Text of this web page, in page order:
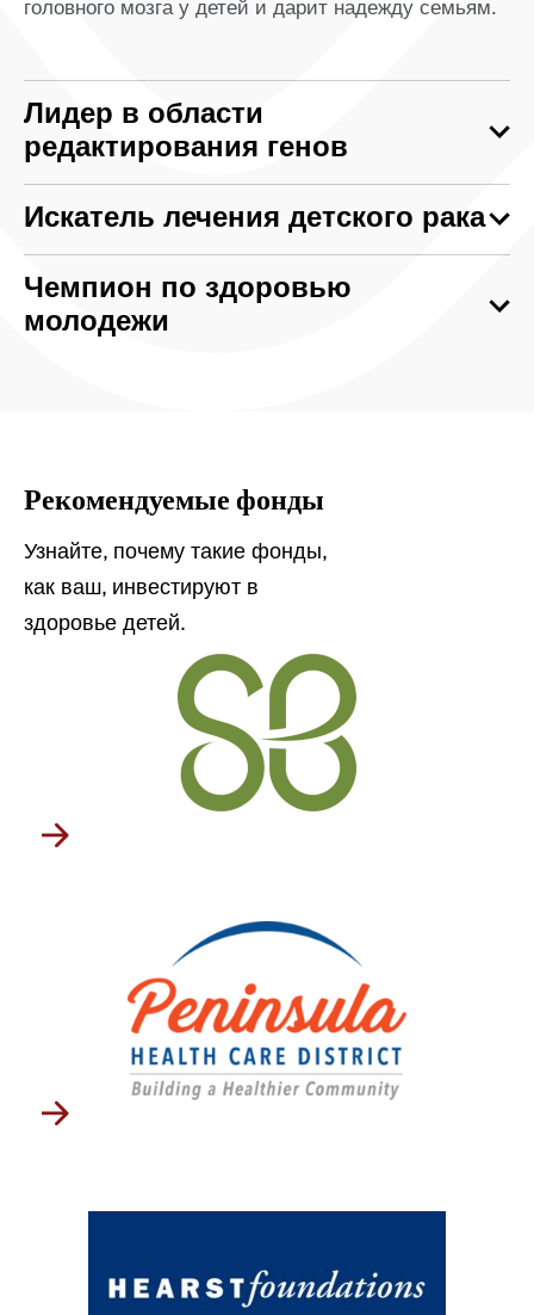
головного мозга у детей и дарит надежду семьям.
Лидер в области
редактирования генов
Искатель лечения детского рака
Чемпион по здоровью
молодежи
Рекомендуемые фонды
Узнайте, почему такие фонды,
как ваш, инвестируют в
здоровье детей.